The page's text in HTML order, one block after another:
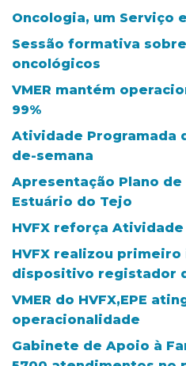
Oncologia, um Serviço
Sessão formativa
oncológicos
VMER mantém
99%
Atividade Programada
de-semana
Apresentação Plano de
Estuário do Tejo
HVFX reforça
HVFX realizou
dispositivo registador
VMER do HVFX,EPE
operacionalidade
Gabinete de Apoio à